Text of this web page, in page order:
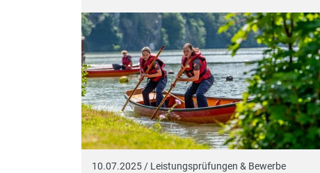
10.07.2025 / Leistungsprüfungen & Bewerbe